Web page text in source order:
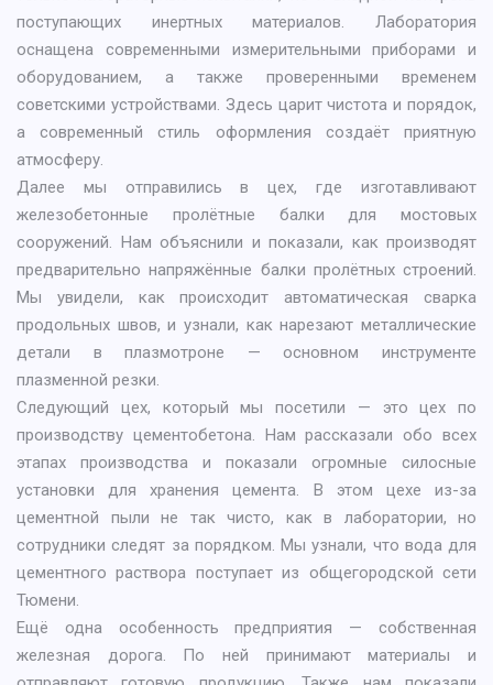
поступающих инертных материалов. Лаборатория
оснащена современными измерительными приборами и
оборудованием, а также проверенными временем
советскими устройствами. Здесь царит чистота и порядок,
а современный стиль оформления создаёт приятную
атмосферу.
Далее мы отправились в цех, где изготавливают
железобетонные пролётные балки для мостовых
сооружений. Нам объяснили и показали, как производят
предварительно напряжённые балки пролётных строений.
Мы увидели, как происходит автоматическая сварка
продольных швов, и узнали, как нарезают металлические
детали в плазмотроне — основном инструменте
плазменной резки.
Следующий цех, который мы посетили — это цех по
производству цементобетона. Нам рассказали обо всех
этапах производства и показали огромные силосные
установки для хранения цемента. В этом цехе из-за
цементной пыли не так чисто, как в лаборатории, но
сотрудники следят за порядком. Мы узнали, что вода для
цементного раствора поступает из общегородской сети
Тюмени.
Ещё одна особенность предприятия — собственная
железная дорога. По ней принимают материалы и